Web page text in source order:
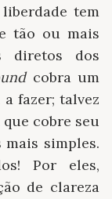
tem
tão ou mais
diretos dos
cobra um
fazer; talvez
cobre seu
simples.
Por eles,
de clareza